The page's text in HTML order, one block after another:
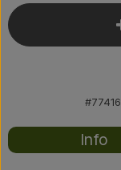
Über uns
#77416
Info